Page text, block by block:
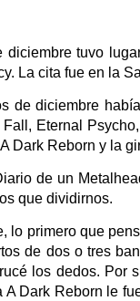
diciembre tuvo
La cita fue en la
de diciembre
Eternal
Dark Reborn y la
de un
que dividirnos.
lo primero que
de dos o tres
los dedos. Por
A Dark Reborn le